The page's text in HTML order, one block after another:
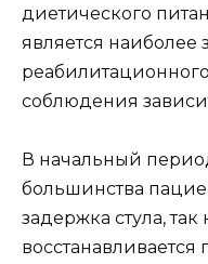
диетического
является
соблюдения
В начальный
большинства
задержка стула, так